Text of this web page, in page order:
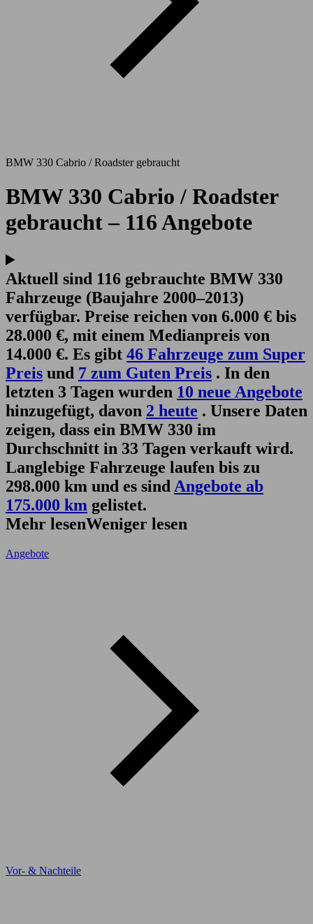
BMW 330 Cabrio / Roadster gebraucht
BMW 330 Cabrio / Roadster
gebraucht – 116 Angebote
Aktuell sind 116 gebrauchte BMW 330
Fahrzeuge (Baujahre 2000–2013)
verfügbar. Preise reichen von 6.000 € bis
28.000 €, mit einem Medianpreis von
14.000 €. Es gibt 46 Fahrzeuge zum Super
Preis und 7 zum Guten Preis . In den
letzten 3 Tagen wurden 10 neue Angebote
hinzugefügt, davon 2 heute . Unsere Daten
zeigen, dass ein BMW 330 im
Durchschnitt in 33 Tagen verkauft wird.
Langlebige Fahrzeuge laufen bis zu
298.000 km und es sind Angebote ab
175.000 km gelistet.
Mehr lesenWeniger lesen
Angebote
Vor- & Nachteile